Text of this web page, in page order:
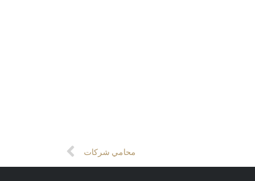
محامي شركات